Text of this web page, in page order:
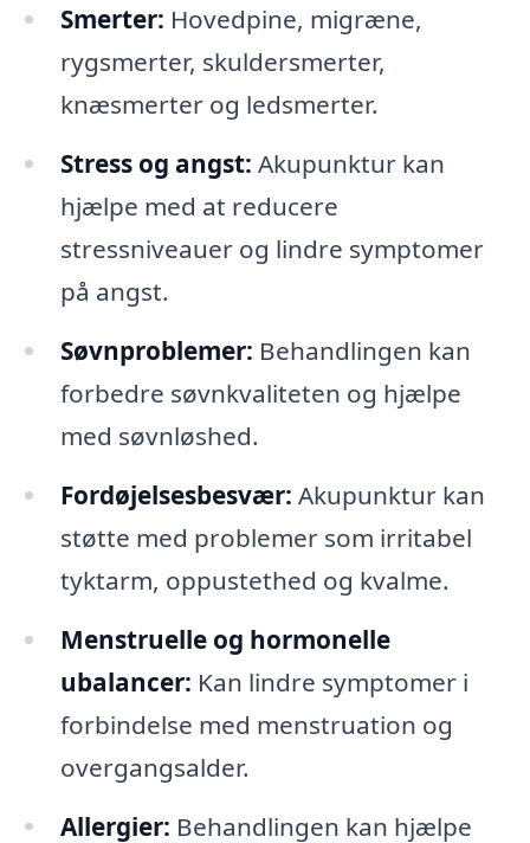
Smerter: Hovedpine, migræne,
rygsmerter, skuldersmerter,
knæsmerter og ledsmerter.
Stress og angst: Akupunktur kan
hjælpe med at reducere
stressniveauer og lindre symptomer
på angst.
Søvnproblemer: Behandlingen kan
forbedre søvnkvaliteten og hjælpe
med søvnløshed.
Fordøjelsesbesvær: Akupunktur kan
støtte med problemer som irritabel
tyktarm, oppustethed og kvalme.
Menstruelle og hormonelle
ubalancer: Kan lindre symptomer i
forbindelse med menstruation og
overgangsalder.
Allergier: Behandlingen kan hjælpe